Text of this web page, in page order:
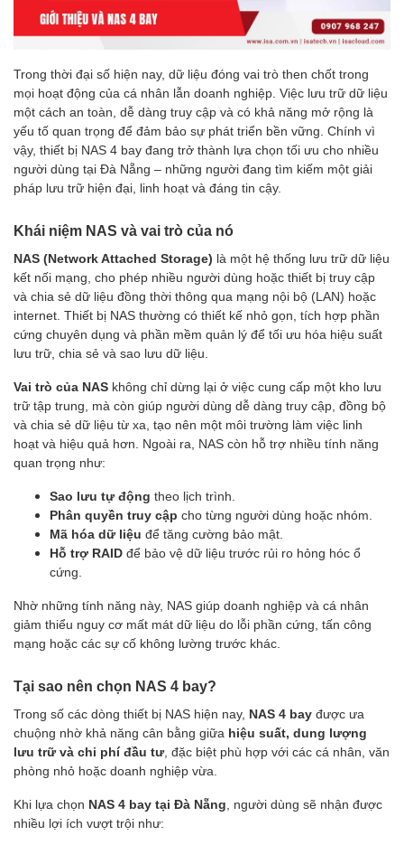
Trong thời đại số hiện nay, dữ liệu đóng vai trò then chốt trong
mọi hoạt động của cá nhân lẫn doanh nghiệp. Việc lưu trữ dữ liệu
một cách an toàn, dễ dàng truy cập và có khả năng mở rộng là
yếu tố quan trọng để đảm bảo sự phát triển bền vững. Chính vì
vậy, thiết bị NAS 4 bay đang trở thành lựa chọn tối ưu cho nhiều
người dùng tại Đà Nẵng – những người đang tìm kiếm một giải
pháp lưu trữ hiện đại, linh hoạt và đáng tin cậy.
Khái niệm NAS và vai trò của nó
NAS (Network Attached Storage) là một hệ thống lưu trữ dữ liệu
kết nối mạng, cho phép nhiều người dùng hoặc thiết bị truy cập
và chia sẻ dữ liệu đồng thời thông qua mạng nội bộ (LAN) hoặc
internet. Thiết bị NAS thường có thiết kế nhỏ gọn, tích hợp phần
cứng chuyên dụng và phần mềm quản lý để tối ưu hóa hiệu suất
lưu trữ, chia sẻ và sao lưu dữ liệu.
Vai trò của NAS không chỉ dừng lại ở việc cung cấp một kho lưu
trữ tập trung, mà còn giúp người dùng dễ dàng truy cập, đồng bộ
và chia sẻ dữ liệu từ xa, tạo nên một môi trường làm việc linh
hoạt và hiệu quả hơn. Ngoài ra, NAS còn hỗ trợ nhiều tính năng
quan trọng như:
Sao lưu tự động theo lịch trình.
Phân quyền truy cập cho từng người dùng hoặc nhóm.
Mã hóa dữ liệu để tăng cường bảo mật.
Hỗ trợ RAID để bảo vệ dữ liệu trước rủi ro hỏng hóc ổ
cứng.
Nhờ những tính năng này, NAS giúp doanh nghiệp và cá nhân
giảm thiểu nguy cơ mất mát dữ liệu do lỗi phần cứng, tấn công
mạng hoặc các sự cố không lường trước khác.
Tại sao nên chọn NAS 4 bay?
Trong số các dòng thiết bị NAS hiện nay, NAS 4 bay được ưa
chuộng nhờ khả năng cân bằng giữa hiệu suất, dung lượng
lưu trữ và chi phí đầu tư, đặc biệt phù hợp với các cá nhân, văn
phòng nhỏ hoặc doanh nghiệp vừa.
Khi lựa chọn NAS 4 bay tại Đà Nẵng , người dùng sẽ nhận được
nhiều lợi ích vượt trội như: